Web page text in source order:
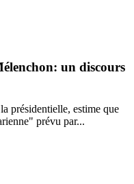
un discours
présidentielle, estime que
prévu par...